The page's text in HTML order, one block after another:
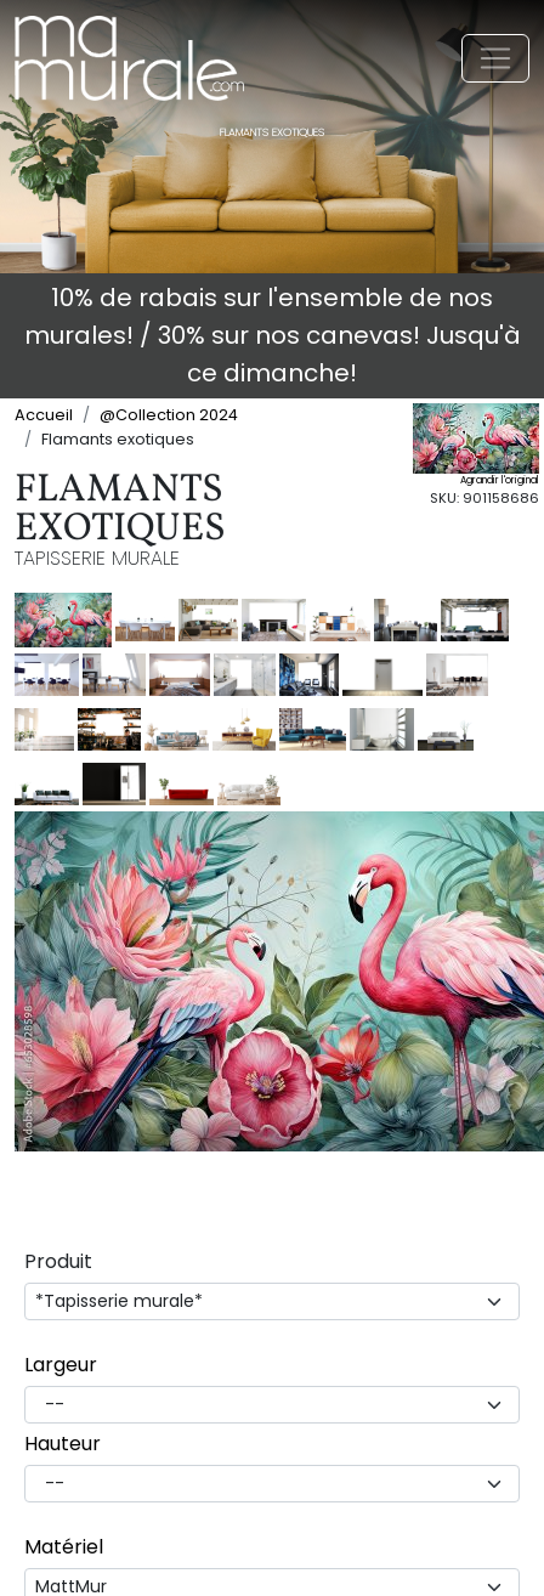
FLAMANTS EXOTIQUES
10% de rabais sur l'ensemble de nos
murales! / 30% sur nos canevas! Jusqu'à
ce dimanche!
Accueil
@Collection 2024
Flamants exotiques
FLAMANTS
EXOTIQUES
TAPISSERIE MURALE
Agrandir l'original
SKU: 901158686
Produit
Largeur
Hauteur
Matériel